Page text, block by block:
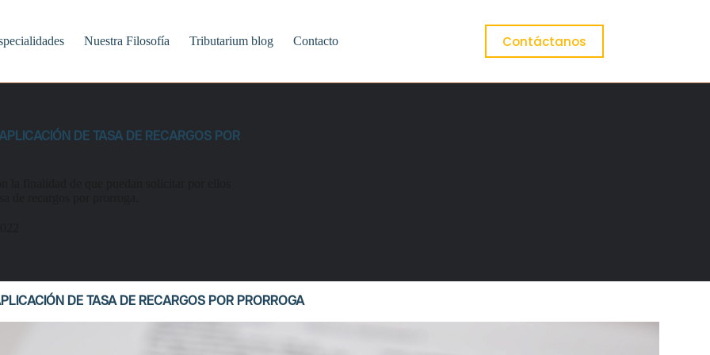
Nuestra Filosofía Tributarium blog Contacto Contáctanos
DE TASA DE RECARGOS POR
DE TASA DE RECARGOS POR PRORROGA